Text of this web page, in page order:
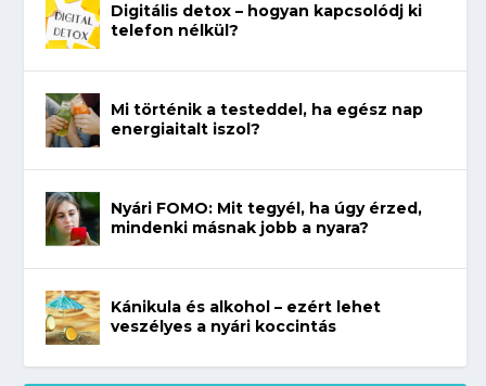
Digitális detox – hogyan kapcsolódj ki
telefon nélkül?
Mi történik a testeddel, ha egész nap
energiaitalt iszol?
Nyári FOMO: Mit tegyél, ha úgy érzed,
mindenki másnak jobb a nyara?
Kánikula és alkohol – ezért lehet
veszélyes a nyári koccintás